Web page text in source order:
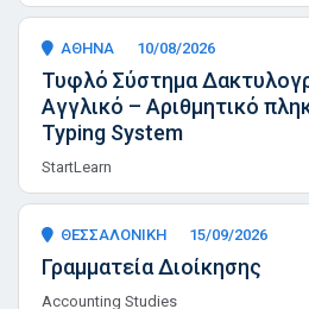
ΑΘΗΝΑ 10/08/2026
Τυφλό Σύστημα
Αγγλικό – Αριθμητικό
Typing System
StartLearn
ΘΕΣΣΑΛΟΝΙΚΗ 15/09/2026
Γραμματεία Διοίκησης
Accounting Studies